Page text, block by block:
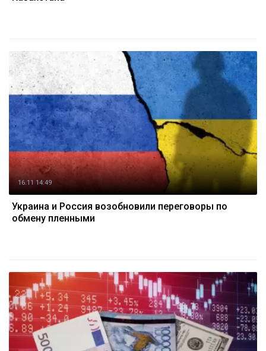
16.11 14:49
Украина и Россия возобновили переговоры по
обмену пленными